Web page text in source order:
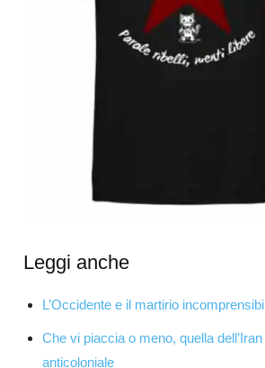
Leggi anche
L’Occidente e il martirio
Che vi piaccia o meno, quella
anticoloniale